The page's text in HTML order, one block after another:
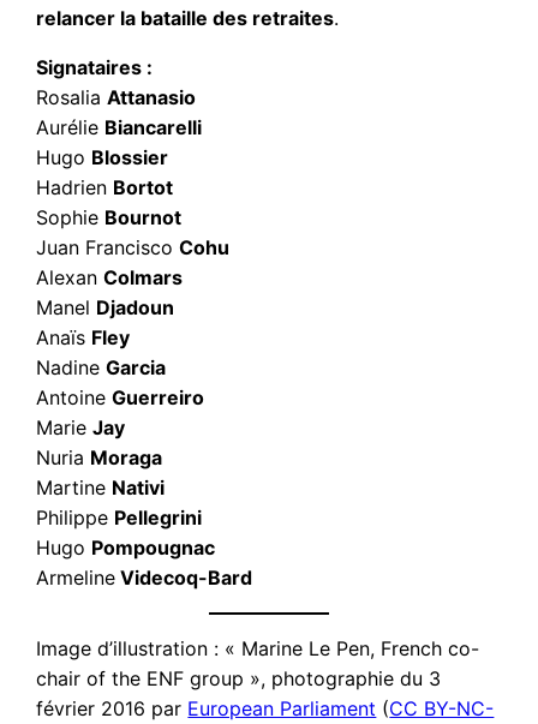
relancer la bataille des retraites.
Signataires :
RosaliaAttanasio
Aurélie Biancarelli
Hugo Blossier
Hadrien Bortot
Sophie Bournot
Juan FranciscoCohu
AlexanColmars
Manel Djadoun
Anaïs Fley
NadineGarcia
AntoineGuerreiro
MarieJay
Nuria Moraga
Martine Nativi
Philippe Pellegrini
Hugo Pompougnac
Armeline Videcoq-Bard
Image d’illustration : « Marine Le Pen, French co-
chair of the ENF group », photographie du 3
février 2016 par European Parliament (CC BY-NC-